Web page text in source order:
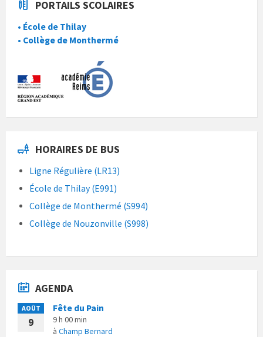
PORTAILS SCOLAIRES
• École de Thilay
• Collège de Monthermé
HORAIRES DE BUS
Ligne Régulière (LR13)
École de Thilay (E991)
Collège de Monthermé (S994)
Collège de Nouzonville (S998)
AGENDA
AOÛT
9
Fête du Pain
9 h 00 min
à Champ Bernard